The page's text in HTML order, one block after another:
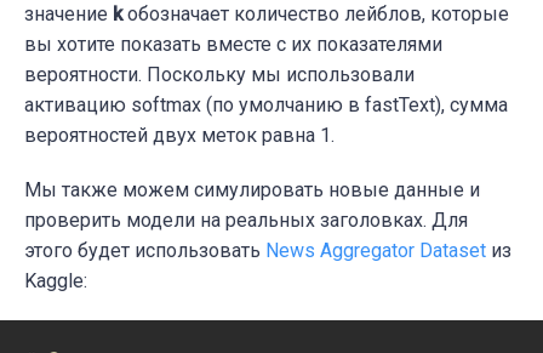
значение kобозначает количество лейблов, которые
вы хотите показать вместе с их показателями
вероятности. Поскольку мы использовали
активацию softmax (по умолчанию в fastText), сумма
вероятностей двух меток равна 1.
Мы также можем симулировать новые данные и
проверить модели на реальных заголовках. Для
этого будет использовать News Aggregator Dataset из
Kaggle: